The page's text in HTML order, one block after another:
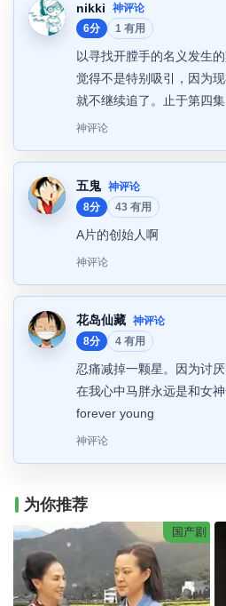
nikki
神评论
6分
1 有用
以寻找开膛手的名义发生
觉得不是特别吸引，因为
就不继续追了。止于第四集
神评论
五鬼 神评论
8分
43 有用
A片的创始人啊
神评论
花岛仙藏 神评论
8分
4 有用
忍痛减掉一颗星。因为讨
在我心中马胖永远是和女
forever young
神评论
为你推荐
国产剧